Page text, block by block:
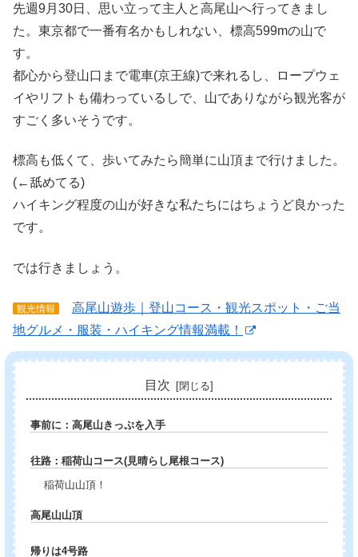
先週9月30日、思い立って主人と高尾山へ行ってきまし
た。東京都で一番有名かもしれない、標高599mの山で
す。
都心から登山口まで電車(京王線)で来れるし、ロープウェ
イやリフトも備わっているしで、山でありながら観光客が
すごく多いそうです。
標高も低くて、歩いてみたら簡単に山頂まで行けました。
(←舐めてる)
ハイキング程度の山が好きな私たちにはちょうど良かった
です。
では行きましょう。
観光情報
高尾山遊歩｜登山コース・観光スポット・ご当
地グルメ・服装・ハイキング情報満載！
目次
事前に：高尾山きっぷを入手
往路：稲荷山コース(見晴らし尾根コース)
稲荷山山頂！
高尾山山頂
帰りは4号路